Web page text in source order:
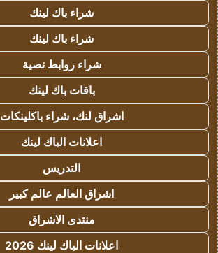
شراء باك لينك
شراء باك لينك
شراء روابط نصية
باقات باك لينك
اشراق لنك، شراء باكلينكات
اعلانات الباك لينك
التدريس
اشراق العالم عالم كبير
منتدى الاشراق
اعلانات الباك لينك 2026